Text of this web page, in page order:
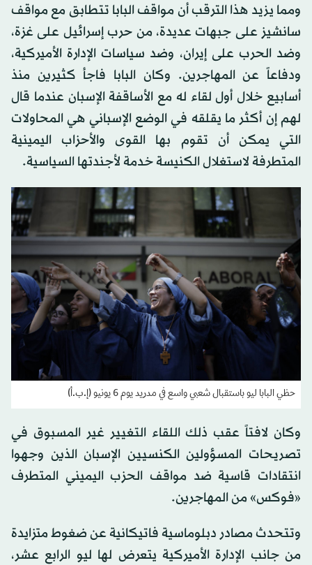
ومما يزيد هذا الترقب أن مواقف البابا تتطابق مع مواقف
سانشيز على جبهات عديدة، من حرب إسرائيل على غزة،
وضد الحرب على إيران، وضد سياسات الإدارة الأميركية،
ودفاعاً عن المهاجرين. وكان البابا فاجأ كثيرين منذ
أسابيع خلال أول لقاء له مع الأساقفة الإسبان عندما قال
لهم إن أكثر ما يقلقه في الوضع الإسباني هي المحاولات
التي يمكن أن تقوم بها القوى والأحزاب اليمينية
المتطرفة لاستغلال الكنيسة خدمة لأجندتها السياسية.
حظي البابا ليو باستقبال شعبي واسع في مدريد يوم 6 يونيو (إ.ب.أ)
وكان لافتاً عقب ذلك اللقاء التغيير غير المسبوق في
تصريحات المسؤولين الكنسيين الإسبان الذين وجهوا
انتقادات قاسية ضد مواقف الحزب اليميني المتطرف
«فوكس» من المهاجرين.
وتتحدث مصادر دبلوماسية فاتيكانية عن ضغوط متزايدة
من جانب الإدارة الأميركية يتعرض لها ليو الرابع عشر،